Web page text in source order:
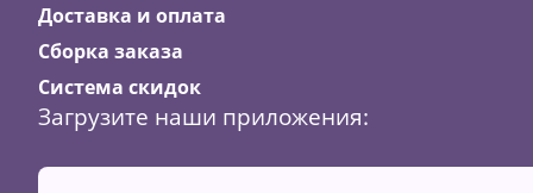
Доставка и оплата
Сборка заказа
Система скидок
Загрузите наши приложения: